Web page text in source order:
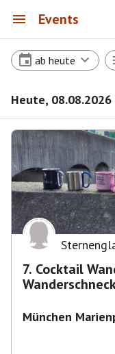
Events
ab heute
Heute, 08.08.2026
7. Cocktail
München